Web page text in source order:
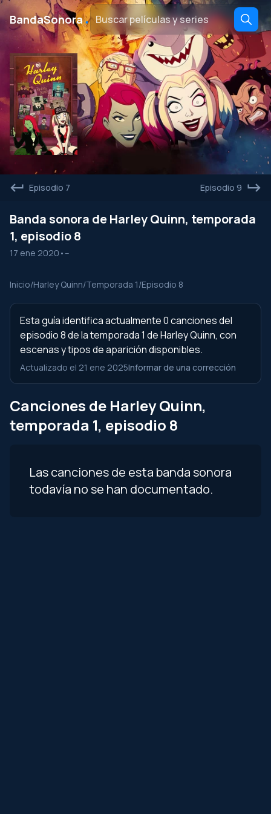
BandaSonora․
Episodio 7 Episodio 9
Banda sonora de Harley Quinn, temporada
1, episodio 8
17 ene 2020 • --
Inicio/Harley Quinn/Temporada 1/Episodio 8
Esta guía identifica actualmente 0 canciones del
episodio 8 de la temporada 1 de Harley Quinn, con
escenas y tipos de aparición disponibles.
Actualizado el 21 ene 2025Informar de una corrección
Canciones de Harley Quinn,
temporada 1, episodio 8
Las canciones de esta banda sonora
todavía no se han documentado.